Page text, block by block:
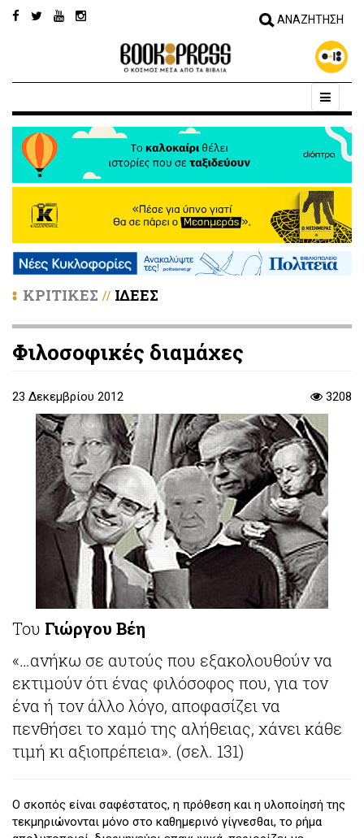
ΚΡΙΤΙΚΕΣ // ΙΔΕΕΣ
Φιλοσοφικές διαμάχες
23 Δεκεμβρίου 2012 3208
Του Γιώργου Βέη
«…ανήκω σε αυτούς που εξακολουθούν να
εκτιμούν ότι ένας φιλόσοφος που, για τον
ένα ή τον άλλο λόγο, αποφασίζει να
πενθήσει το χαμό της αλήθειας, χάνει κάθε
τιμή κι αξιοπρέπεια». (σελ. 131)
Ο σκοπός είναι σαφέστατος, η πρόθεση και η υλοποίησή της
τεκμηριώνονται μόνο στο καθημερινό γίγνεσθαι, το ρήμα